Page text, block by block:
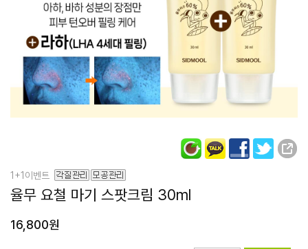
1+1이벤트
율무 요철 마기 스팟크림 30ml
16,800원